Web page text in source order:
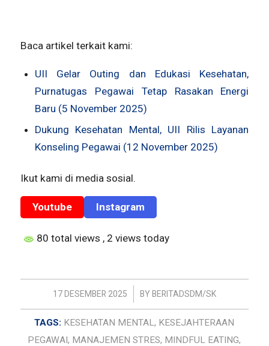
Baca artikel terkait kami:
UII Gelar Outing dan Edukasi Kesehatan,
Purnatugas Pegawai Tetap Rasakan Energi
Baru (5 November 2025)
Dukung Kesehatan Mental, UII Rilis Layanan
Konseling Pegawai (12 November 2025)
Ikut kami di media sosial.
Youtube Instagram
80 total views , 2 views today
17 DESEMBER 2025
/ BY BERITADSDM/SK
TAGS: KESEHATAN MENTAL, KESEJAHTERAAN
PEGAWAI, MANAJEMEN STRES, MINDFUL EATING,